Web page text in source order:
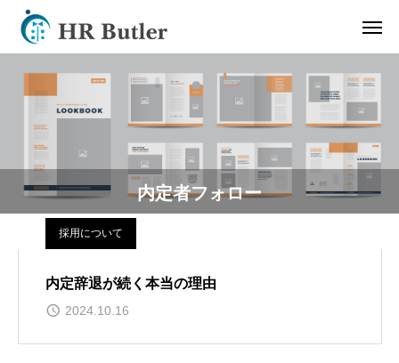
内定者フォロー
採用について
内定辞退が続く本当の理由
2024.10.16